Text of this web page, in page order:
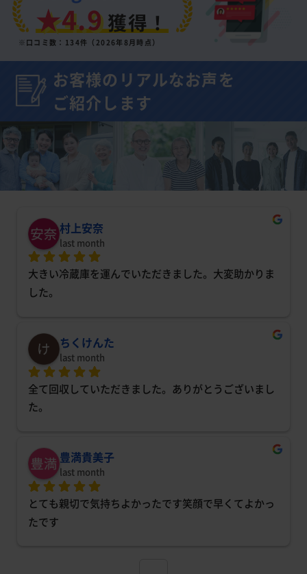
★4.9獲得！
※口コミ数：134件（2026年8月時点）
お客様のリアルなお声を
ご紹介します
村上安奈
last month
大きい冷蔵庫を運んでいただきました。大変助かりま
した。
ちくけんた
last month
全て回収していただきました。ありがとうございまし
た。
豊満貴美子
last month
とても親切で気持ちよかったです笑顔で早くてよかっ
たです